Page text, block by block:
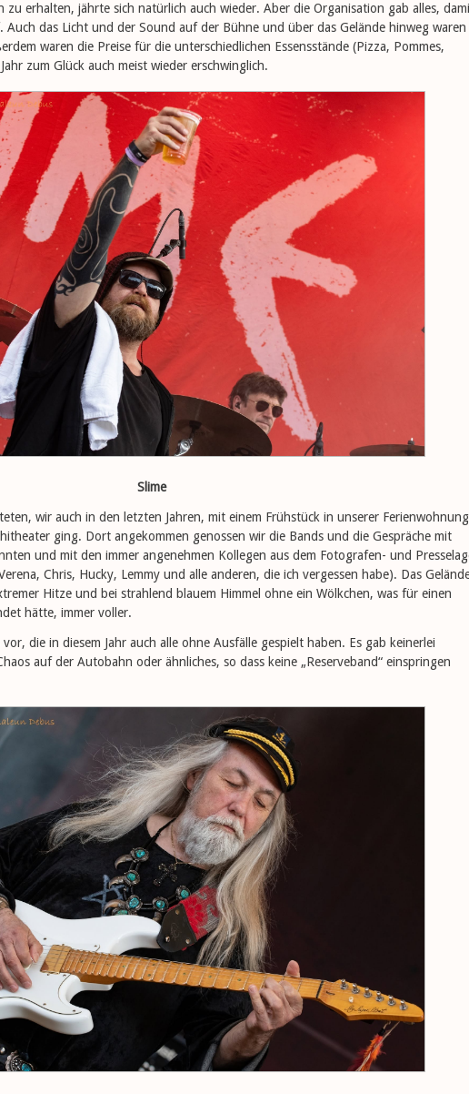
zu erhalten, jährte sich natürlich auch wieder. Aber die Organisation gab alles,
Auch das Licht und der Sound auf der Bühne und über das Gelände hinweg waren
waren die Preise für die unterschiedlichen Essensstände (Pizza, Pommes,
zum Glück auch meist wieder erschwinglich.
Slime
wir auch in den letzten Jahren, mit einem Frühstück in unserer
ging. Dort angekommen genossen wir die Bands und die Gespräche mit
und mit den immer angenehmen Kollegen aus dem Fotografen- und
Chris, Hucky, Lemmy und alle anderen, die ich vergessen habe). Das
Hitze und bei strahlend blauem Himmel ohne ein Wölkchen, was für einen
hätte, immer voller.
die in diesem Jahr auch alle ohne Ausfälle gespielt haben. Es gab keinerlei
auf der Autobahn oder ähnliches, so dass keine „Reserveband“ einspringen